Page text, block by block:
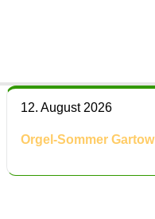
12. August 2026
Orgel-Sommer Gartow